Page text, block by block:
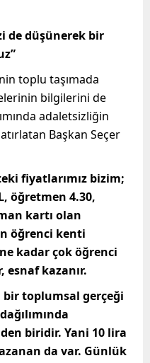
de düşünerek bir
toplu taşımada
bilgilerini de
adaletsizliğin
Başkan Seçer
fiyatlarımız bizim;
öğretmen 4.30,
kartı olan
öğrenci kenti
kadar çok öğrenci
esnaf kazanır.
bir toplumsal gerçeği
biridir. Yani 10 lira
da var. Günlük